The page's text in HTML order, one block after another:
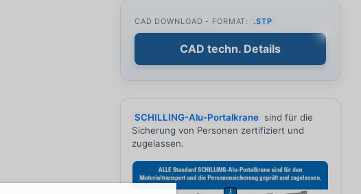
CAD DOWNLOAD - FORMAT: .STP
CAD techn. Details
SCHILLING-Alu-Portalkrane sind für die
Sicherung von Personen zertifiziert und
zugelassen.